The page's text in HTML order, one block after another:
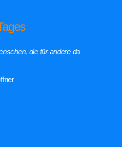
die für andere da